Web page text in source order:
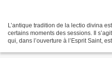
L’antique tradition de la lectio divina
certains moments des sessions. Il
qui, dans l’ouverture à l’Esprit Saint,